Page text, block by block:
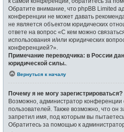
Обратите внимание, что phpBB Limited
конференции не может давать
не является объектом юридических
ответе на вопрос «С кем можно
использования и/или юридических
конференцией?».
Примечание переводчика: в России
юридической силы.
Вернуться к началу
Почему я не могу зарегистрироваться?
Возможно, администратор конференции
пользователей. Также возможно, что он
запретил имя, под которым вы пытаетесь
Обратитесь за помощью к